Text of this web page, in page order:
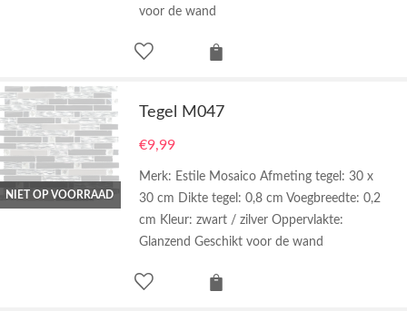
voor de wand
NIET OP VOORRAAD
Tegel M047
€9,99
Merk: Estile Mosaico Afmeting tegel: 30 x
30 cm Dikte tegel: 0,8 cm Voegbreedte: 0,2
cm Kleur: zwart / zilver Oppervlakte:
Glanzend Geschikt voor de wand